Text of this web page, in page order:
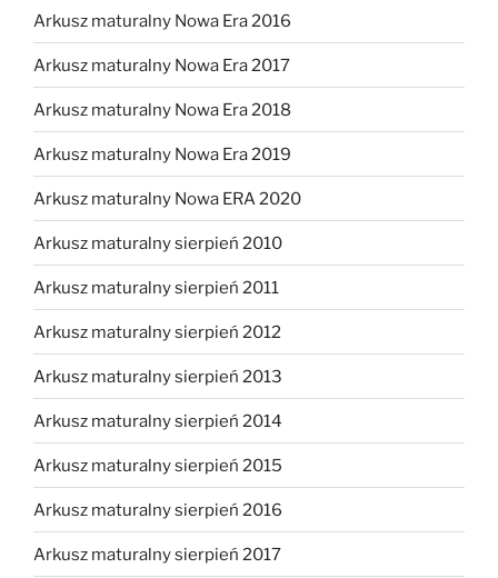
Arkusz maturalny Nowa Era 2016
Arkusz maturalny Nowa Era 2017
Arkusz maturalny Nowa Era 2018
Arkusz maturalny Nowa Era 2019
Arkusz maturalny Nowa ERA 2020
Arkusz maturalny sierpień 2010
Arkusz maturalny sierpień 2011
Arkusz maturalny sierpień 2012
Arkusz maturalny sierpień 2013
Arkusz maturalny sierpień 2014
Arkusz maturalny sierpień 2015
Arkusz maturalny sierpień 2016
Arkusz maturalny sierpień 2017